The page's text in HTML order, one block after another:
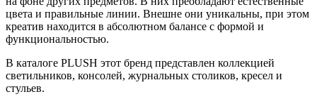
цвета и правильные линии. Внешне они уникальны, при этом
креатив находится в абсолютном балансе с формой и
функциональностью.
В каталоге PLUSH этот бренд представлен коллекцией
светильников, консолей, журнальных столиков, кресел и
стульев.